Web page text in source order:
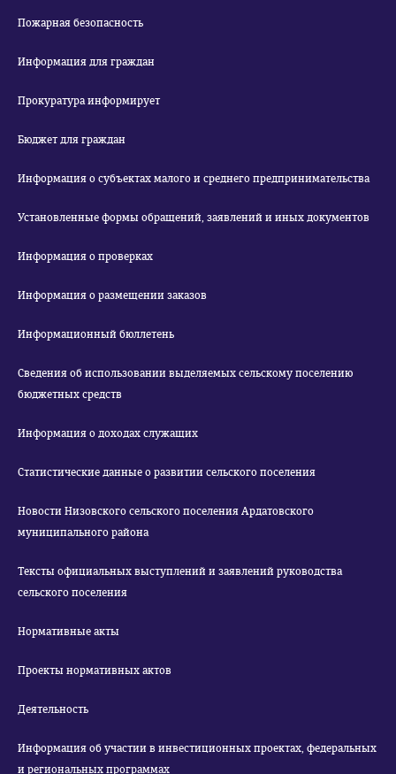
Пожарная безопасность
Информация для граждан
Прокуратура информирует
Бюджет для граждан
Информация о субъектах малого и среднего предпринимательства
Установленные формы обращений, заявлений и иных документов
Информация о проверках
Информация о размещении заказов
Информационный бюллетень
Сведения об использовании выделяемых сельскому поселению
бюджетных средств
Информация о доходах служащих
Статистические данные о развитии сельского поселения
Новости Низовского сельского поселения Ардатовского
муниципального района
Тексты официальных выступлений и заявлений руководства
сельского поселения
Нормативные акты
Проекты нормативных актов
Деятельность
Информация об участии в инвестиционных проектах, федеральных
и региональных программах